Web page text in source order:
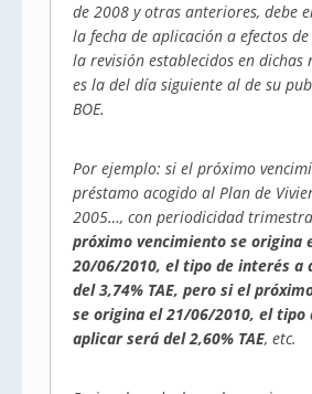
de 2008 y otras anteriores, debe
la fecha de aplicación a efectos
la revisión establecidos en dichas
es la del día siguiente al de su
BOE.
Por ejemplo: si el próximo
préstamo acogido al Plan de
2005…, con periodicidad
próximo vencimiento se origina
20/06/2010, el tipo de interés a
del 3,74% TAE, pero si el
se origina el 21/06/2010, el tipo
aplicar será del 2,60% TAE, etc.